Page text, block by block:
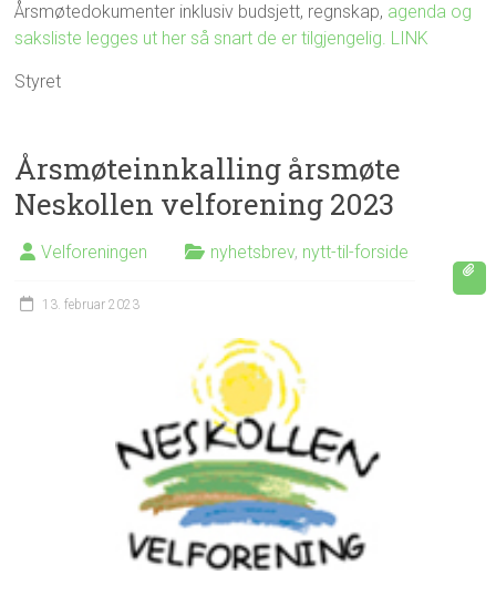
Årsmøtedokumenter inklusiv budsjett, regnskap, agenda og
saksliste legges ut her så snart de er tilgjengelig. LINK
Styret
Årsmøteinnkalling årsmøte
Neskollen velforening 2023
Velforeningen nyhetsbrev, nytt-til-forside
13. februar 2023